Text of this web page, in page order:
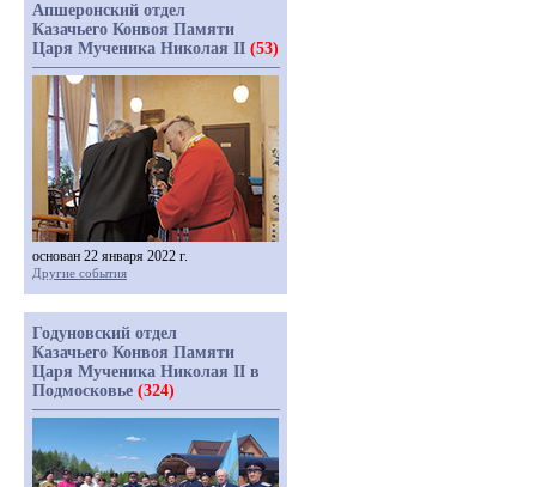
Апшеронский отдел
Казачьего Конвоя Памяти
Царя Мученика Николая II (53)
основан 22 января 2022 г.
Другие события
Годуновский отдел
Казачьего Конвоя Памяти
Царя Мученика Николая II в
Подмосковье (324)